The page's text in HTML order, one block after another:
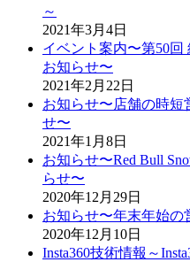
～
2021年3月4日
イベント案内〜第50
お知らせ〜
2021年2月22日
お知らせ〜店舗の時短
せ〜
2021年1月8日
お知らせ〜Red Bull
らせ〜
2020年12月29日
お知らせ〜年末年始の
2020年12月10日
Insta360技術情報～